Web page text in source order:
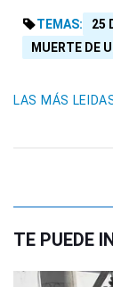
TEMAS: 25
MUERTE DE
LAS MÁS
TE PUEDE